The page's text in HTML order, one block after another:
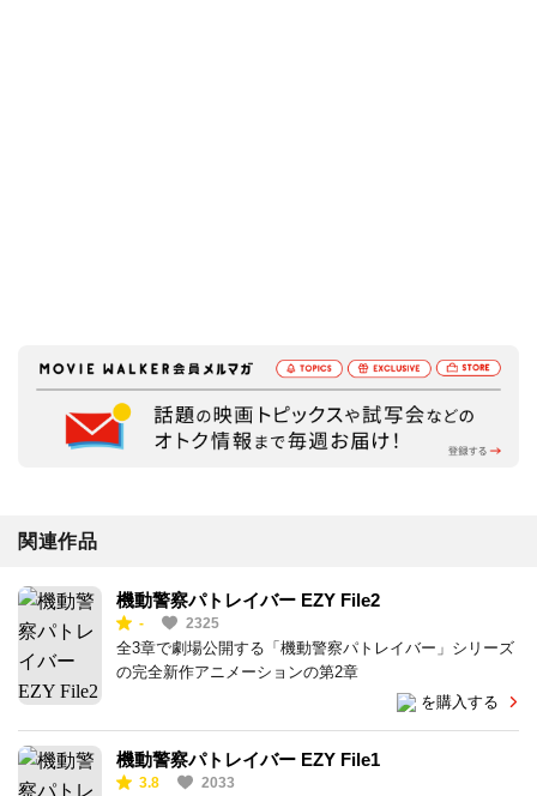
関連作品
機動警察パトレイバー EZY File2
- 2325
全3章で劇場公開する「機動警察パトレイバー」シリーズ
の完全新作アニメーションの第2章
を購入する
機動警察パトレイバー EZY File1
3.8 2033